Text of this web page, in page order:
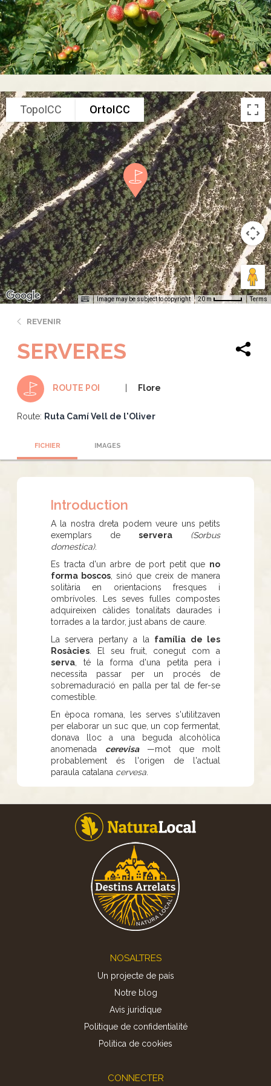
TopoICC OrtoICC
Image may be subject to copyright 20 m Terms
REVENIR
SERVERES
ROUTE POI Flore
Route: Ruta Camí Vell de l'Oliver
FICHIER IMAGES
Introduction
A la nostra dreta podem veure uns petits
exemplars de servera
(Sorbus
domestica).
Es tracta d'un arbre de port petit que no
forma boscos , sinó que creix de manera
solitària en orientacions fresques i
ombrívoles. Les seves fulles compostes
adquireixen càlides tonalitats daurades i
torrades a la tardor, just abans de caure.
La servera pertany a la família de les
Rosàcies . El seu fruit, conegut com a
serva , té la forma d'una petita pera i
necessita passar per un procés de
sobremaduració en palla per tal de fer-se
comestible.
En època romana, les serves s'utilitzaven
per elaborar un suc que, un cop fermentat,
donava lloc a una beguda alcohòlica
anomenada cerevisa—mot que molt
probablement és l'origen de l'actual
paraula catalana cervesa
NOSALTRES
Un projecte de país
Notre blog
Avis juridique
Politique de confidentialité
Politica de cookies
CONNECTER